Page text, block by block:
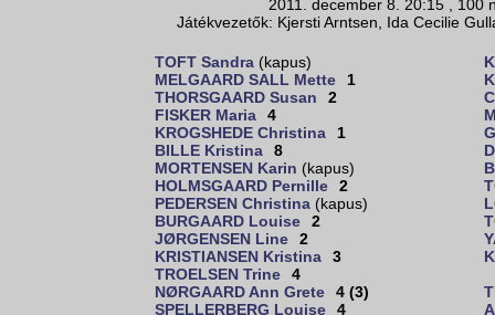
2011. december 8. 20:15 , 100
Játékvezetők: Kjersti Arntsen, Ida Cecilie
TOFT Sandra (kapus)
MELGAARD SALL Mette
1
THORSGAARD Susan
2
FISKER Maria
4
KROGSHEDE Christina
1
BILLE Kristina
8
MORTENSEN Karin (kapus)
HOLMSGAARD Pernille
2
PEDERSEN Christina (kapus)
BURGAARD Louise
2
JØRGENSEN Line
2
KRISTIANSEN Kristina
3
TROELSEN Trine
4
NØRGAARD Ann Grete
4 (3)
SPELLERBERG Louise
4